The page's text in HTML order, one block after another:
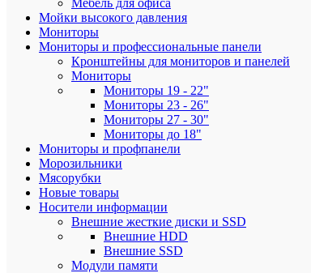
Мебель для офиса
Мойки высокого давления
Мониторы
Мониторы и профессиональные панели
Кронштейны для мониторов и панелей
Мониторы
Мониторы 19 - 22"
Мониторы 23 - 26"
Мониторы 27 - 30"
Мониторы до 18"
Мониторы и профпанели
Морозильники
Мясорубки
Новые товары
Носители информации
Внешние жесткие диски и SSD
Внешние HDD
Внешние SSD
Модули памяти